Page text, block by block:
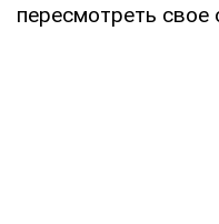
пересмотреть свое